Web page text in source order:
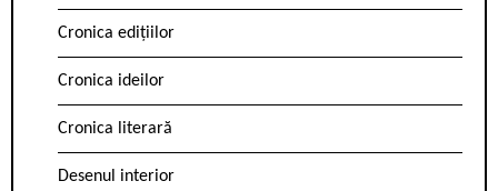
Cronica edițiilor
Cronica ideilor
Cronica literară
Desenul interior